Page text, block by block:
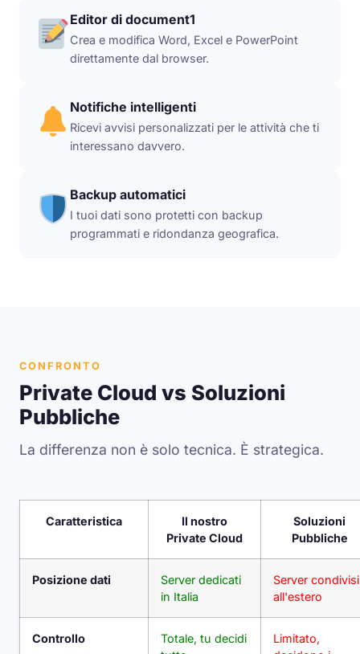
Editor di document1
Crea e modifica Word, Excel e PowerPoint
direttamente dal browser.
Notifiche intelligenti
Ricevi avvisi personalizzati per le attività che ti
interessano davvero.
Backup automatici
I tuoi dati sono protetti con backup
programmati e ridondanza geografica.
CONFRONTO
Private Cloud vs Soluzioni
Pubbliche
La differenza non è solo tecnica. È strategica.
Caratteristica
Il nostro
Private Cloud
Soluzioni
Pubbliche
Posizione dati
Server dedicati
in Italia
Server condivisi
all'estero
Controllo
Totale, tu decidi
Limitato,